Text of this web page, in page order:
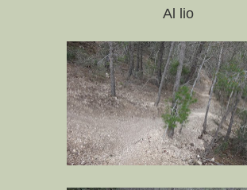
Al lio